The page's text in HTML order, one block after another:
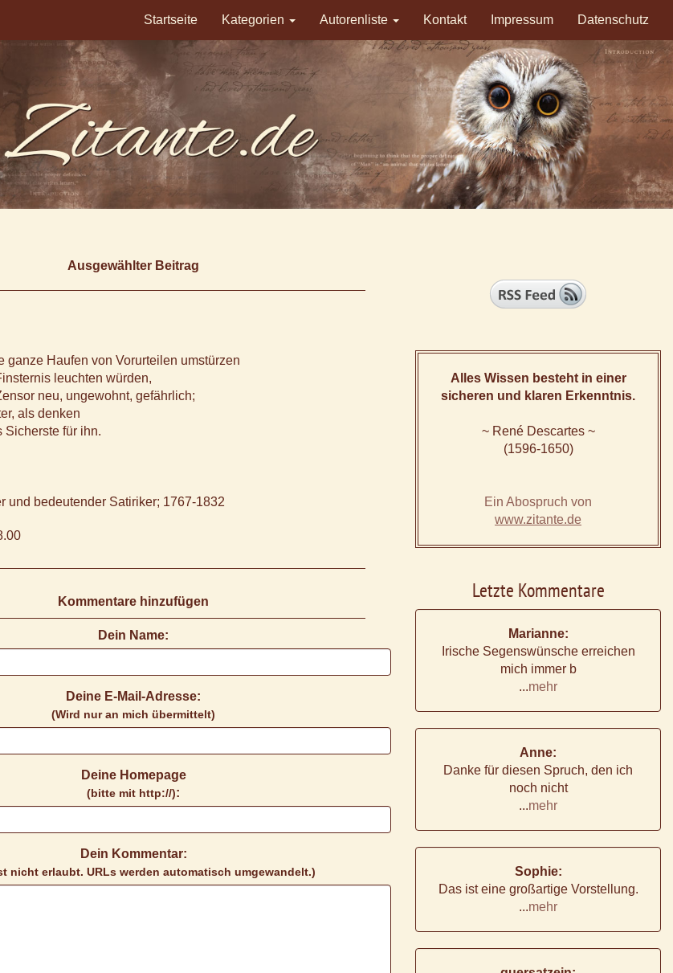
Startseite Kategorien Autorenliste Kontakt Impressum Datenschutz
Ausgewählter Beitrag
ganze Haufen von Vorurteilen umstürzen
leuchten würden,
neu, ungewohnt, gefährlich;
als denken
Sicherste für ihn.
und bedeutender Satiriker; 1767-1832
Kommentare hinzufügen
Dein Name:
Deine E-Mail-Adresse:
(Wird nur an mich übermittelt)
Deine Homepage
(bitte mit http://):
Dein Kommentar:
nicht erlaubt. URLs werden automatisch umgewandelt.)
Alles Wissen besteht in einer
sicheren und klaren Erkenntnis.
~ René Descartes ~
(1596-1650)
Ein Abospruch von
www.zitante.de
Letzte Kommentare
Marianne:
Irische Segenswünsche erreichen
mich immer b
...mehr
Anne:
Danke für diesen Spruch, den ich
noch nicht
...mehr
Sophie:
Das ist eine großartige Vorstellung.
...mehr